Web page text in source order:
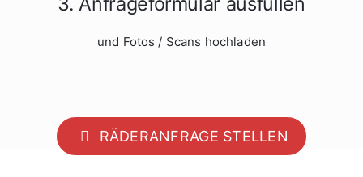
und Fotos / Scans hochladen
RÄDERANFRAGE STELLEN